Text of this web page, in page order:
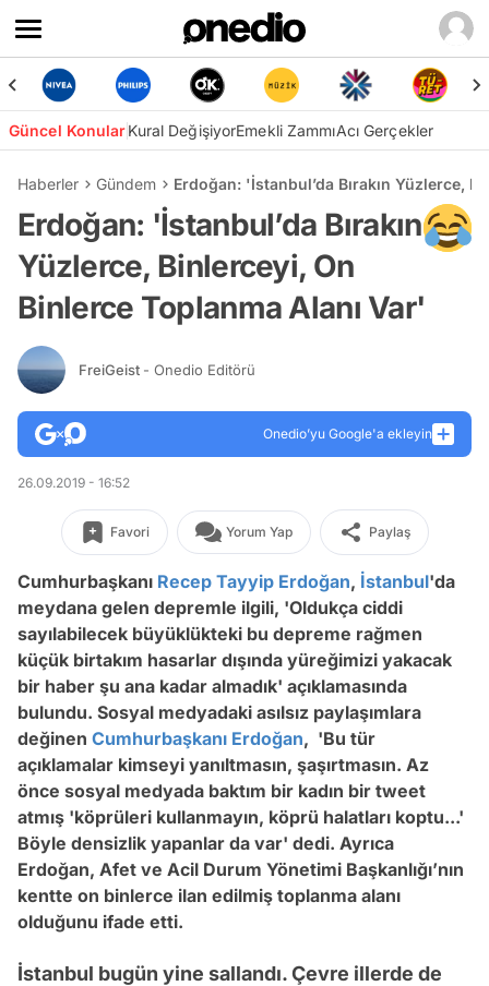
Güncel KonularKural DeğişiyorEmekli ZammıAcı Gerçekler
Haberler Gündem Erdoğan: 'İstanbul’da Bırakın Yüzlerce,
Erdoğan: 'İstanbul’da Bırakın
Yüzlerce, Binlerceyi, On
Binlerce Toplanma Alanı Var'
FreiGeist - Onedio Editörü
Onedio’yu Google'a ekleyin
26.09.2019 - 16:52
Favori Yorum Yap Paylaş
Cumhurbaşkanı Recep Tayyip Erdoğan, İstanbul'da
meydana gelen depremle ilgili, 'Oldukça ciddi
sayılabilecek büyüklükteki bu depreme rağmen
küçük birtakım hasarlar dışında yüreğimizi yakacak
bir haber şu ana kadar almadık' açıklamasında
bulundu. Sosyal medyadaki asılsız paylaşımlara
değinen Cumhurbaşkanı Erdoğan, 'Bu tür
açıklamalar kimseyi yanıltmasın, şaşırtmasın. Az
önce sosyal medyada baktım bir kadın bir tweet
atmış 'köprüleri kullanmayın, köprü halatları koptu...'
Böyle densizlik yapanlar da var' dedi. Ayrıca
Erdoğan, Afet ve Acil Durum Yönetimi Başkanlığı’nın
kentte on binlerce ilan edilmiş toplanma alanı
olduğunu ifade etti.
İstanbul bugün yine sallandı. Çevre illerde de